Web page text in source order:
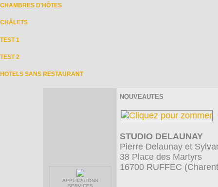
CHAMBRES D'HÔTES
CHÂLETS
TEST 1
TEST 2
HOTELS SANS RESTAURANT
APPLICATIONS
SERVICES
NOUVEAUTES
STUDIO DELAUNAY
Pierre Delaunay et
38 Place des Martyrs
16700 RUFFEC